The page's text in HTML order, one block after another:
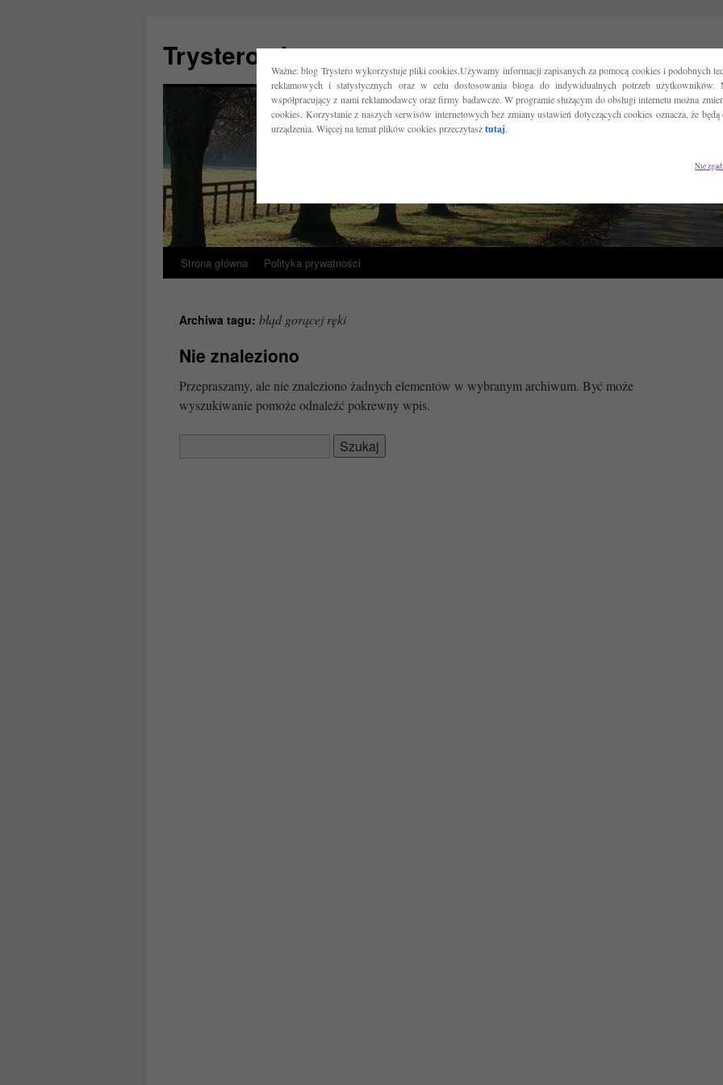
Ważne: blog Trystero wykorzystuje pliki cookies.Używamy informacji zapisanych za pomocą cookies i podobnych
reklamowych i statystycznych oraz w celu dostosowania bloga do indywidualnych potrzeb użytkowników.
współpracujący z nami reklamodawcy oraz firmy badawcze. W programie służącym do obsługi internetu można
cookies. Korzystanie z naszych serwisów internetowych bez zmiany ustawień dotyczących cookies oznacza, że będą
urządzenia. Więcej na temat plików cookies przeczytasztutaj.
Nie
Trystero.pl
Przejdź
treści
Strona główna Polityka prywatności
Archiwa tagu: błąd gorącej ręki
Nie znaleziono
Przepraszamy, ale nie znaleziono żadnych elementów w wybranym archiwum. Być może
wyszukiwanie pomoże odnaleźć pokrewny wpis.